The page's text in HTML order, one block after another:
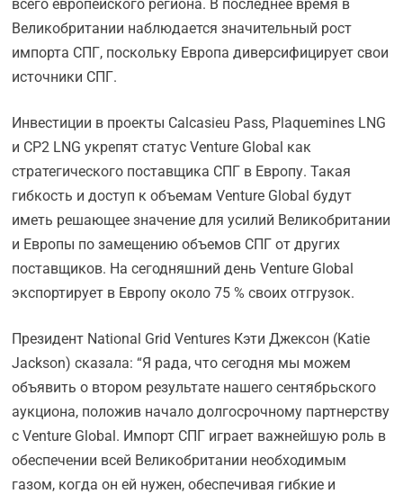
всего европейского региона. В последнее время в
Великобритании наблюдается значительный рост
импорта СПГ, поскольку Европа диверсифицирует свои
источники СПГ.
Инвестиции в проекты Calcasieu Pass, Plaquemines LNG
и CP2 LNG укрепят статус Venture Global как
стратегического поставщика СПГ в Европу. Такая
гибкость и доступ к объемам Venture Global будут
иметь решающее значение для усилий Великобритании
и Европы по замещению объемов СПГ от других
поставщиков. На сегодняшний день Venture Global
экспортирует в Европу около 75 % своих отгрузок.
Президент National Grid Ventures Кэти Джексон (Katie
Jackson) сказала: “Я рада, что сегодня мы можем
объявить о втором результате нашего сентябрьского
аукциона, положив начало долгосрочному партнерству
с Venture Global. Импорт СПГ играет важнейшую роль в
обеспечении всей Великобритании необходимым
газом, когда он ей нужен, обеспечивая гибкие и